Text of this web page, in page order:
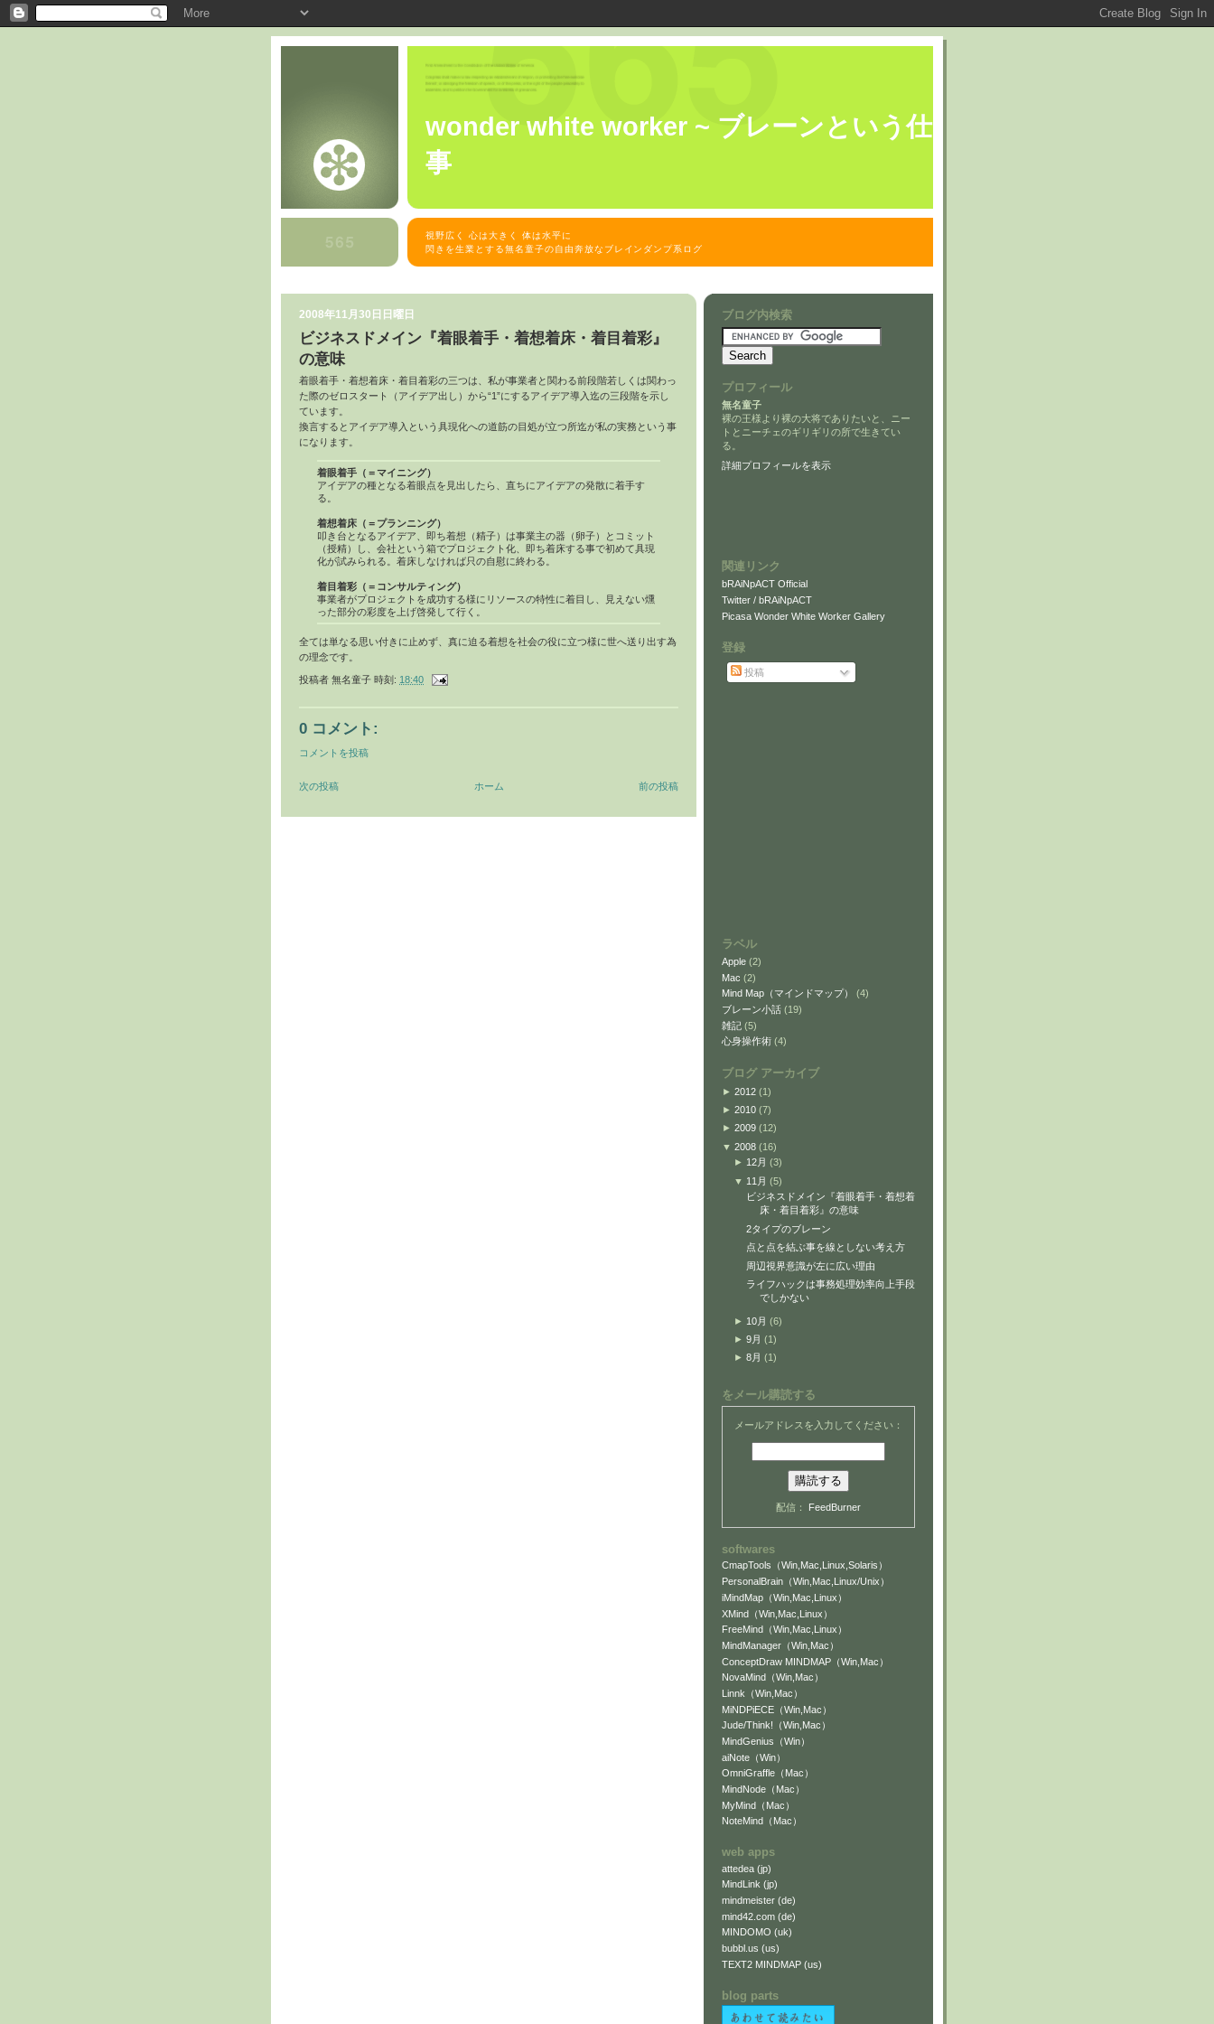
wonder white worker ~ ブレーンという仕
事
視野広く 心は大きく 体は水平に
閃きを生業とする無名童子の自由奔放なブレインダンプ系ログ
2008年11月30日日曜日
ビジネスドメイン『着眼着手・着想着床・着目着彩』
の意味
着眼着手・着想着床・着目着彩の三つは、私が事業者と関わる前段階若しくは関わっ
た際のゼロスタート（アイデア出し）から“1”にするアイデア導入迄の三段階を示し
ています。
換言するとアイデア導入という具現化への道筋の目処が立つ所迄が私の実務という事
になります。
着眼着手 （＝マイニング）
アイデアの種となる着眼点を見出したら、直ちにアイデアの発散に着手す
る。
着想着床 （＝プランニング）
叩き台となるアイデア、即ち着想（精子）は事業主の器（卵子）とコミット
（授精）し、会社という箱でプロジェクト化、即ち着床する事で初めて具現
化が試みられる。着床しなければ只の自慰に終わる。
着目着彩 （＝コンサルティング）
事業者がプロジェクトを成功する様にリソースの特性に着目し、見えない燻
った部分の彩度を上げ啓発して行く。
全ては単なる思い付きに止めず、真に迫る着想を社会の役に立つ様に世へ送り出す為
の理念です。
投稿者 無名童子 時刻: 18:40
0 コメント:
コメントを投稿
次の投稿 前の投稿
ホーム
ブログ内検索
プロフィール
無名童子
裸の王様より裸の大将でありたいと、ニー
トとニーチェのギリギリの所で生きてい
る。
詳細プロフィールを表示
関連リンク
bRAiNpACT Official
Twitter / bRAiNpACT
Picasa Wonder White Worker Gallery
登録
投稿
ラベル
Apple (2)
Mac (2)
Mind Map（マインドマップ） (4)
ブレーン小話 (19)
雑記 (5)
心身操作術 (4)
ブログ アーカイブ
► 2012 (1)
► 2010 (7)
► 2009 (12)
▼ 2008 (16)
► 12月 (3)
▼ 11月 (5)
ビジネスドメイン『着眼着手・着想着
床・着目着彩』の意味
2タイプのブレーン
点と点を結ぶ事を線としない考え方
周辺視界意識が左に広い理由
ライフハックは事務処理効率向上手段
でしかない
► 10月 (6)
► 9月 (1)
► 8月 (1)
をメール購読する
メールアドレスを入力してください：
配信： FeedBurner
softwares
CmapTools（Win,Mac,Linux,Solaris）
PersonalBrain（Win,Mac,Linux/Unix）
iMindMap（Win,Mac,Linux）
XMind（Win,Mac,Linux）
FreeMind（Win,Mac,Linux）
MindManager（Win,Mac）
ConceptDraw MINDMAP（Win,Mac）
NovaMind（Win,Mac）
Linnk（Win,Mac）
MiNDPiECE（Win,Mac）
Jude/Think!（Win,Mac）
MindGenius（Win）
aiNote（Win）
OmniGraffle（Mac）
MindNode（Mac）
MyMind（Mac）
NoteMind（Mac）
web apps
attedea (jp)
MindLink (jp)
mindmeister (de)
mind42.com (de)
MINDOMO (uk)
bubbl.us (us)
TEXT2 MINDMAP (us)
blog parts